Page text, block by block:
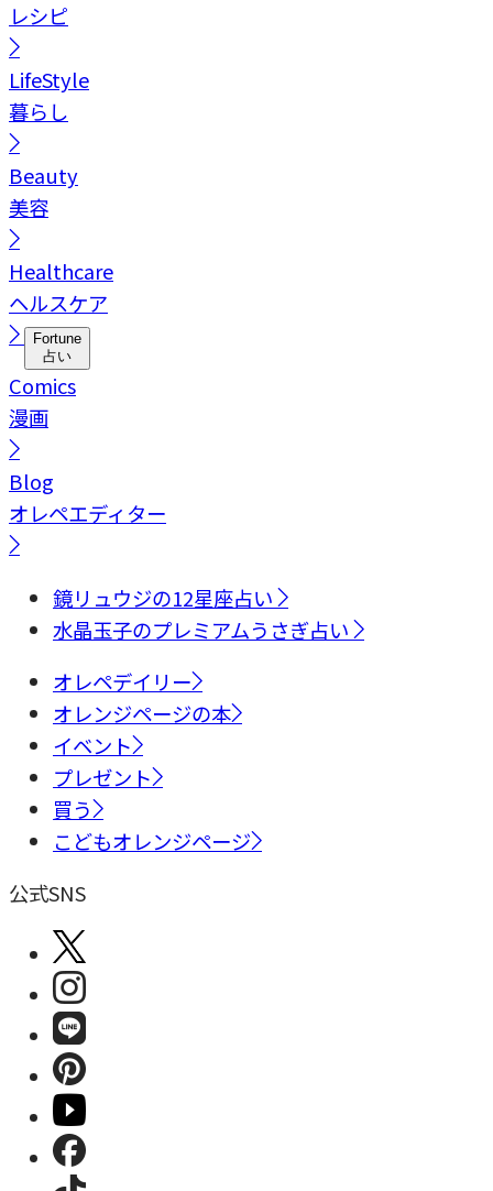
レシピ
LifeStyle
暮らし
Beauty
美容
Healthcare
ヘルスケア
Fortune
占い
Comics
漫画
Blog
オレペエディター
鏡リュウジの12星座占い
水晶玉子のプレミアムうさぎ占い
オレペデイリー
オレンジページの本
イベント
プレゼント
買う
こどもオレンジページ
公式SNS